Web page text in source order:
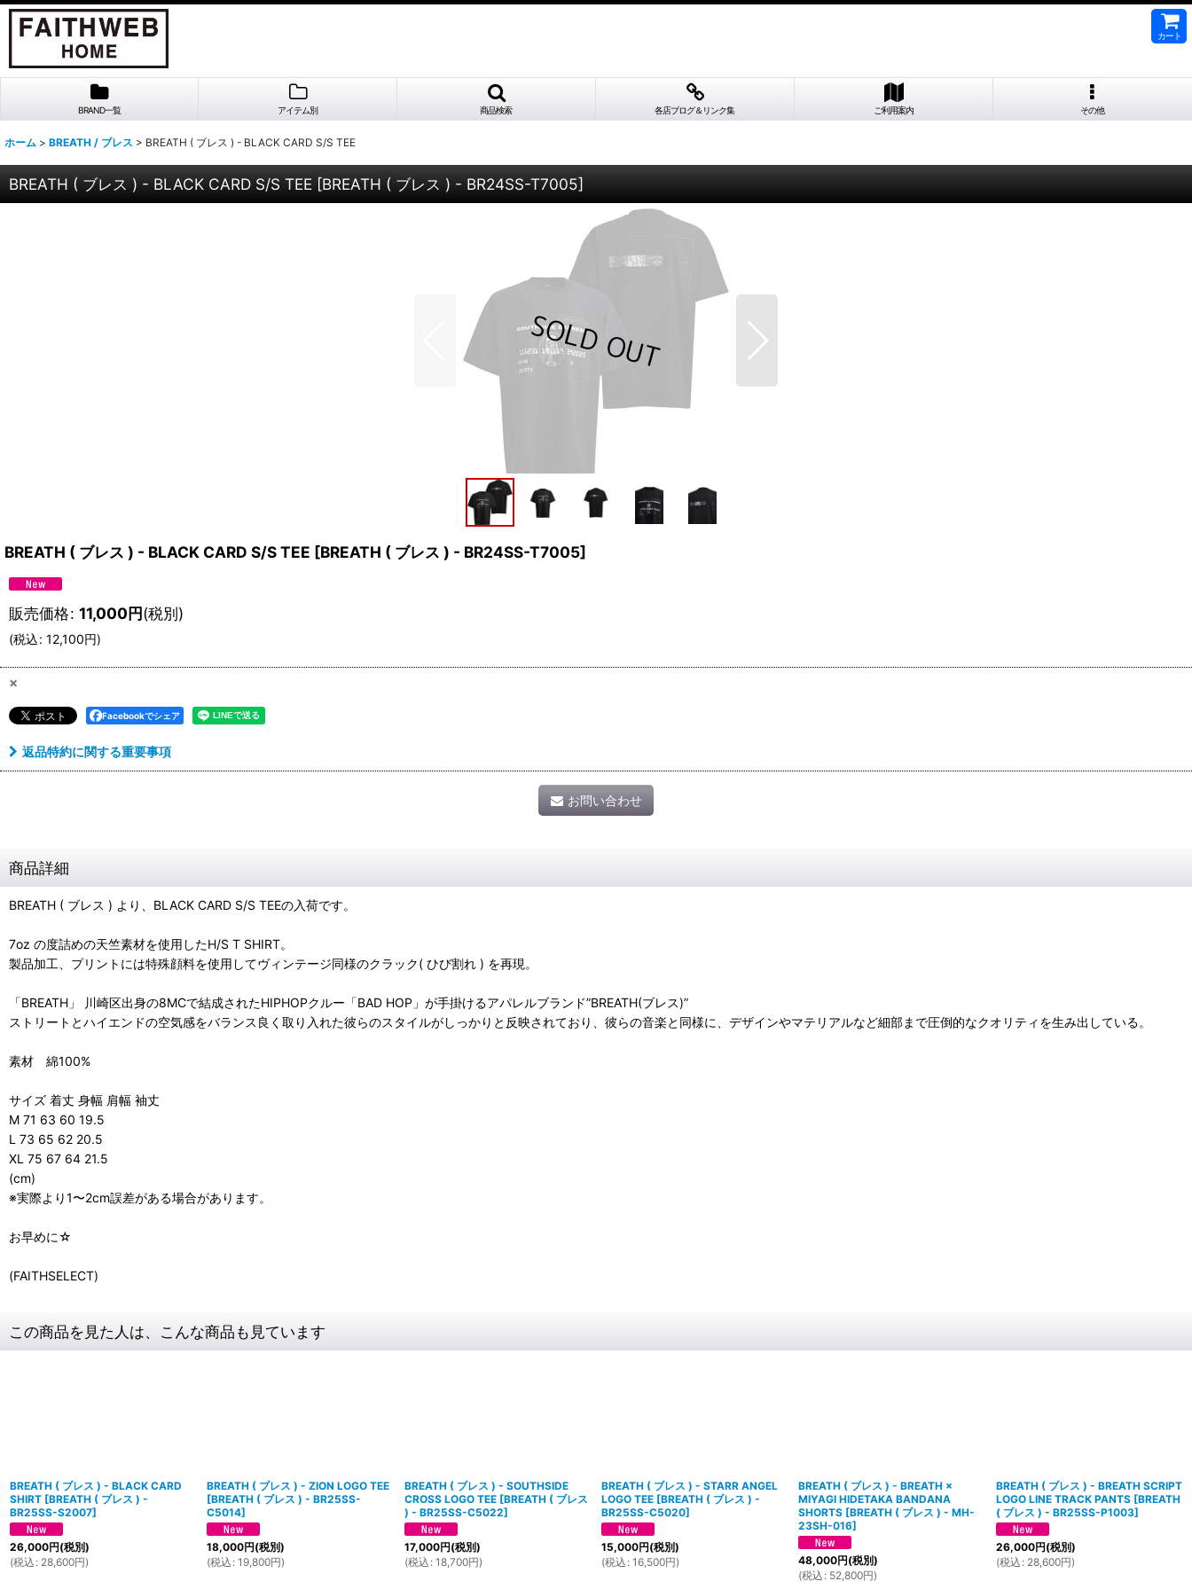
カート
BRAND一覧 アイテム別 商品検索 各店ブログ＆リンク集 ご利用案内 その他
ホーム > BREATH / ブレス > BREATH ( ブレス ) - BLACK CARD S/S TEE
BREATH ( ブレス ) - BLACK CARD S/S TEE [BREATH ( ブレス ) - BR24SS-T7005]
BREATH ( ブレス ) - BLACK CARD S/S TEE [BREATH ( ブレス ) - BR24SS-T7005]
販売価格: 11,000円(税別)
(税込: 12,100円)
×
Facebookでシェア
返品特約に関する重要事項
お問い合わせ
商品詳細
BREATH ( ブレス ) より、BLACK CARD S/S TEEの入荷です。
7oz の度詰めの天竺素材を使用したH/S T SHIRT。
製品加工、プリントには特殊顔料を使用してヴィンテージ同様のクラック( ひび割れ ) を再現。
「BREATH」 川崎区出身の8MCで結成されたHIPHOPクルー「BAD HOP」が手掛けるアパレルブランド”BREATH(ブレス)”
ストリートとハイエンドの空気感をバランス良く取り入れた彼らのスタイルがしっかりと反映されており、彼らの音楽と同様に、デザインやマテリアルなど細部まで圧倒的なクオリティを生み出している。
素材 綿100%
サイズ 着丈 身幅 肩幅 袖丈
M 71 63 60 19.5
L 73 65 62 20.5
XL 75 67 64 21.5
(cm)
※実際より1〜2cm誤差がある場合があります。
お早めに☆
(FAITHSELECT)
この商品を見た人は、こんな商品も見ています
BREATH ( ブレス ) - BLACK CARD
SHIRT [BREATH ( ブレス ) -
BR25SS-S2007]
26,000円(税別)
(税込 : 28,600円)
BREATH ( ブレス ) - ZION LOGO TEE
[BREATH ( ブレス ) - BR25SS-
C5014]
18,000円(税別)
(税込 : 19,800円)
BREATH ( ブレス ) - SOUTHSIDE
CROSS LOGO TEE [BREATH ( ブレス
) - BR25SS-C5022]
17,000円(税別)
(税込 : 18,700円)
BREATH ( ブレス ) - STARR ANGEL
LOGO TEE [BREATH ( ブレス ) -
BR25SS-C5020]
15,000円(税別)
(税込 : 16,500円)
BREATH ( ブレス ) - BREATH ×
MIYAGI HIDETAKA BANDANA
SHORTS [BREATH ( ブレス ) - MH-
23SH-016]
48,000円(税別)
(税込 : 52,800円)
BREATH ( ブレス ) - BREATH SCRIPT
LOGO LINE TRACK PANTS [BREATH
( ブレス ) - BR25SS-P1003]
26,000円(税別)
(税込 : 28,600円)